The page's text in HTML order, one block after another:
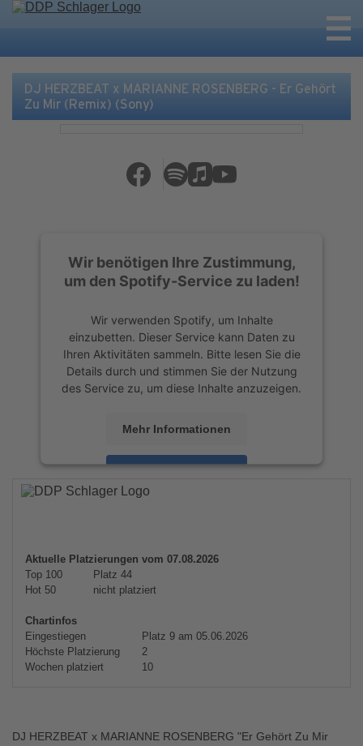
DJ HERZBEAT x MARIANNE ROSENBERG - Er Gehört
Zu Mir (Remix) (Sony)
Wir benötigen Ihre Zustimmung,
um den Spotify-Service zu laden!
Wir verwenden Spotify, um Inhalte
einzubetten. Dieser Service kann Daten zu
Ihren Aktivitäten sammeln. Bitte lesen Sie die
Details durch und stimmen Sie der Nutzung
des Service zu, um diese Inhalte anzuzeigen.
Mehr Informationen
Akzeptieren
powered by
Aktuelle Platzierungen vom 07.08.2026
Top 100
Platz 44
Hot 50
nicht platziert
Chartinfos
Eingestiegen
Platz 9 am 05.06.2026
Höchste Platzierung
2
Wochen platziert
10
DJ HERZBEAT x MARIANNE ROSENBERG "Er Gehört Zu Mir